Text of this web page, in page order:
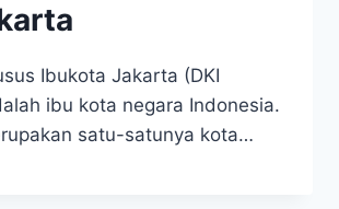
Ibukota Jakarta (DKI
ibu kota negara Indonesia.
satu-satunya kota…